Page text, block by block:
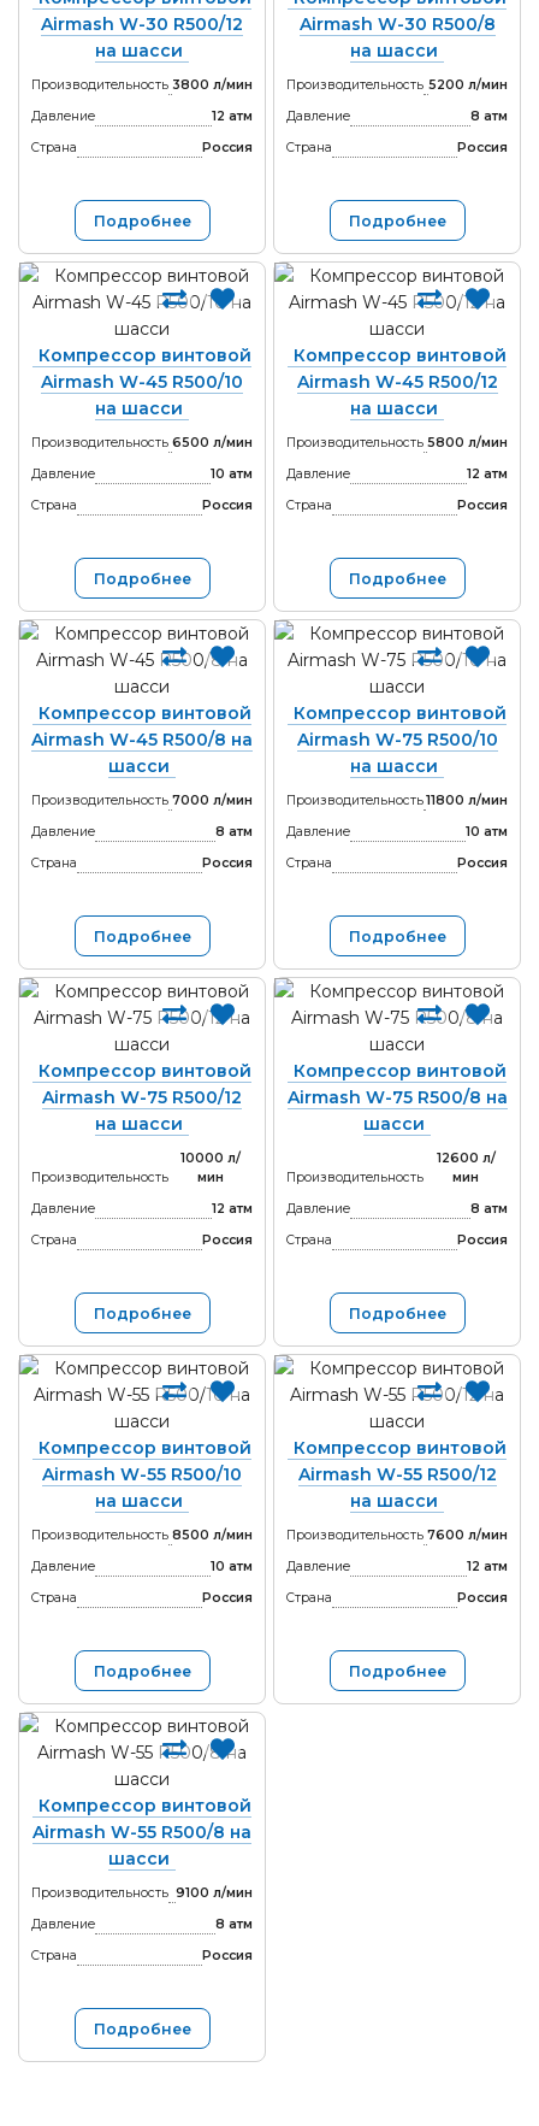
Airmash W-30 R500/12
на шасси
Производительность 3800 л/мин
Давление
12 атм
Страна
Россия
Подробнее
Airmash W-30 R500/8
на шасси
Производительность 5200 л/мин
Давление
8 атм
Страна
Россия
Подробнее
Компрессор винтовой
Airmash W-45 R500/10
на шасси
Производительность 6500 л/мин
Давление
10 атм
Страна
Россия
Подробнее
Компрессор винтовой
Airmash W-45 R500/12
на шасси
Производительность 5800 л/мин
Давление
12 атм
Страна
Россия
Подробнее
Компрессор винтовой
Airmash W-45 R500/8 на
шасси
Производительность 7000 л/мин
Давление
8 атм
Страна
Россия
Подробнее
Компрессор винтовой
Airmash W-75 R500/10
на шасси
Производительность11800 л/мин
Давление
10 атм
Страна
Россия
Подробнее
Компрессор винтовой
Airmash W-75 R500/12
на шасси
Производительность
10000 л/
мин
Давление
12 атм
Страна
Россия
Подробнее
Компрессор винтовой
Airmash W-75 R500/8 на
шасси
Производительность
12600 л/
мин
Давление
8 атм
Страна
Россия
Подробнее
Компрессор винтовой
Airmash W-55 R500/10
на шасси
Производительность 8500 л/мин
Давление
10 атм
Страна
Россия
Подробнее
Компрессор винтовой
Airmash W-55 R500/12
на шасси
Производительность 7600 л/мин
Давление
12 атм
Страна
Россия
Подробнее
Компрессор винтовой
Airmash W-55 R500/8 на
шасси
Производительность 9100 л/мин
Давление
8 атм
Страна
Россия
Подробнее